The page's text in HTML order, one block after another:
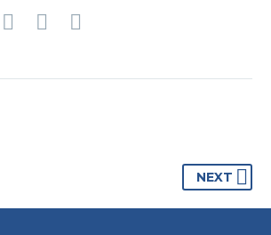
LOCATION BONIFACIO
NEXT